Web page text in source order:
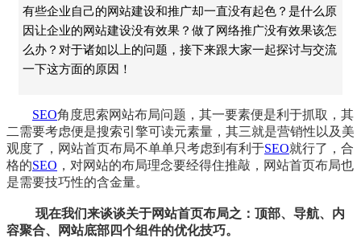
有些企业自己的网站建设和推广却一直没有起色？是什么原
因让企业的网站建设没有效果？做了网络推广没有效果该怎
么办？对于诸如以上的问题，接下来跟大家一起探讨与交流
一下这方面的原因！
SEO角度思索网站布局问题，其一要素便是利于抓取，其
二需要考虑便是搜索引擎可读元素量，其三就是营销性以及美
观度了，网站首页布局不单单只考虑到有利于SEO就行了，合
格的SEO ，对网站的布局理念要经得住推敲，网站首页布局也
是需要技巧性的含金量。
现在我们来谈谈关于网站首页布局之：顶部、导航、内
容聚合、网站底部四个组件的优化技巧。